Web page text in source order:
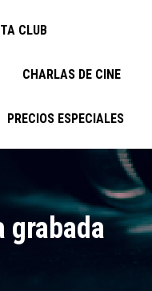
CLUB
CHARLAS DE CINE
PRECIOS ESPECIALES
grabada